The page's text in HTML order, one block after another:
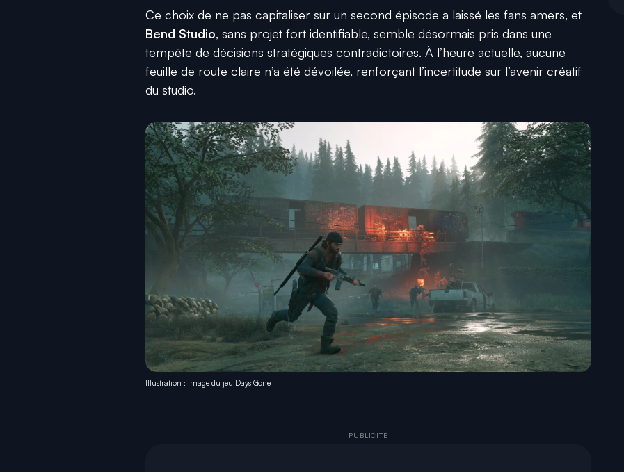
Ce choix de ne pas capitaliser sur un second épisode a laissé les fans amers, et
Bend Studio, sans projet fort identifiable, semble désormais pris dans une
tempête de décisions stratégiques contradictoires. À l’heure actuelle, aucune
feuille de route claire n’a été dévoilée, renforçant l’incertitude sur l’avenir créatif
du studio.
Illustration : Image du jeu Days Gone